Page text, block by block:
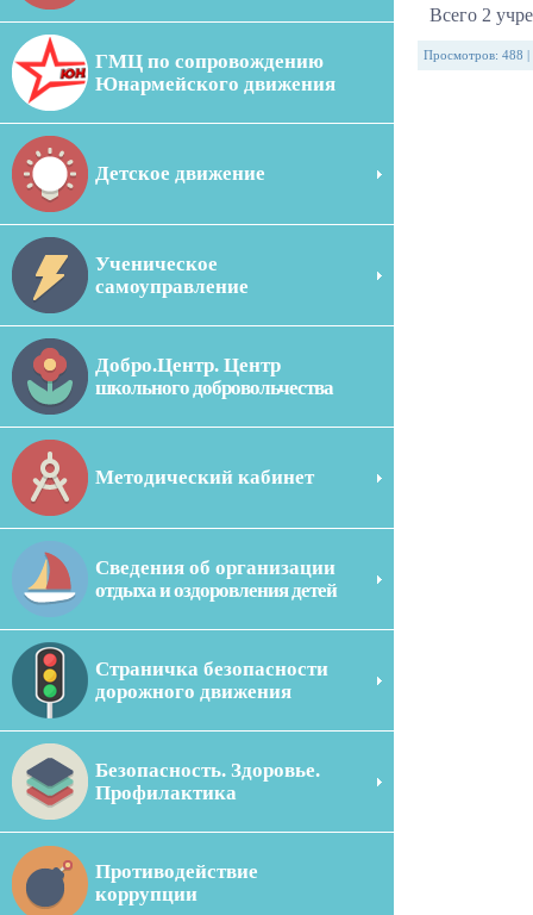
ГМЦ по сопровождению
Юнармейского движения
Детское движение
Ученическое
самоуправление
Добро.Центр. Центр
школьного добровольчества
Методический кабинет
Сведения об организации
отдыха и оздоровления детей
Страничка безопасности
дорожного движения
Безопасность. Здоровье.
Профилактика
Противодействие
коррупции
Всего 2
Просмотров: 488